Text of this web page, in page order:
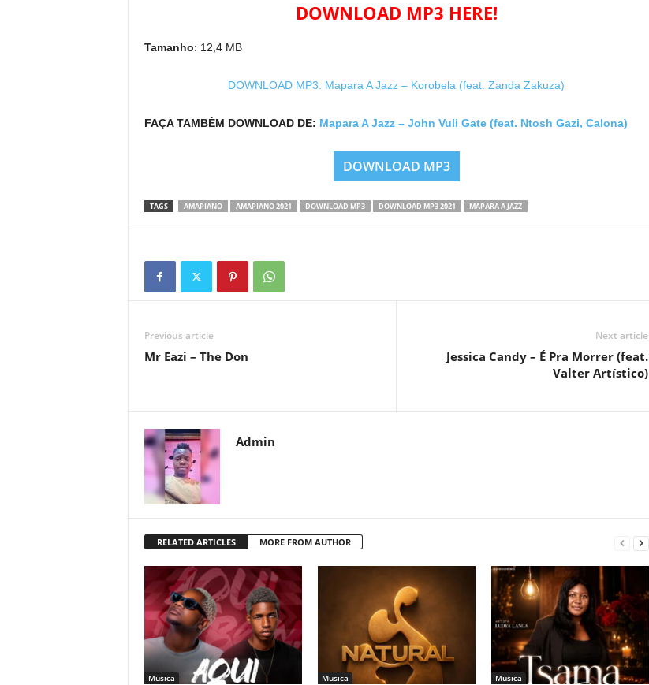
DOWNLOAD MP3 HERE!
Tamanho: 12,4 MB
DOWNLOAD MP3: Mapara A Jazz – Korobela (feat. Zanda Zakuza)
FAÇA TAMBÉM DOWNLOAD DE: Mapara A Jazz – John Vuli Gate (feat. Ntosh Gazi, Calona)
DOWNLOAD MP3
TAGS AMAPIANO AMAPIANO 2021 DOWNLOAD MP3 DOWNLOAD MP3 2021 MAPARA A JAZZ
Previous article
Mr Eazi – The Don
Next article
Jessica Candy – É Pra Morrer (feat.
Valter Artístico)
Admin
RELATED ARTICLES MORE FROM AUTHOR
Musica Musica Musica